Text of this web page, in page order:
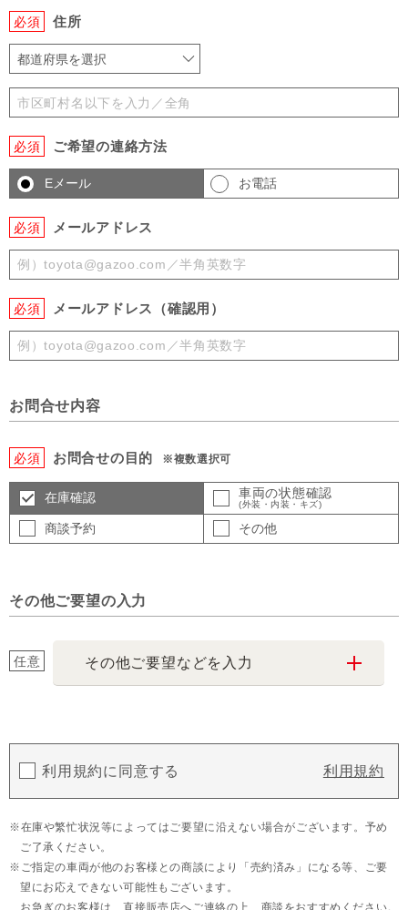
必須 住所
都道府県を選択
必須 ご希望の連絡方法
Eメール お電話
必須 メールアドレス
必須 メールアドレス（確認用）
お問合せ内容
必須 お問合せの目的 ※複数選択可
在庫確認 車両の状態確認
(外装・内装・キズ)
商談予約 その他
その他ご要望の入力
任意 その他ご要望などを入力
利用規約に同意する 利用規約
在庫や繁忙状況等によってはご要望に沿えない場合がございます。予め
ご了承ください。
ご指定の車両が他のお客様との商談により「売約済み」になる等、ご要
望にお応えできない可能性もございます。
お急ぎのお客様は、直接販売店へご連絡の上、商談をおすすめください。